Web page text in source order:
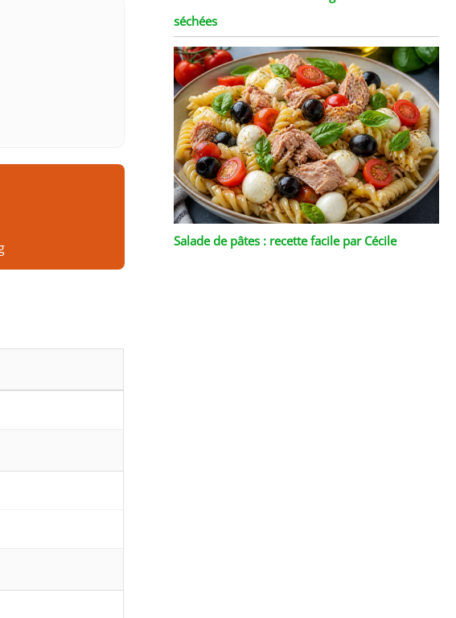
séchées
Salade de pâtes : recette facile par Cécile